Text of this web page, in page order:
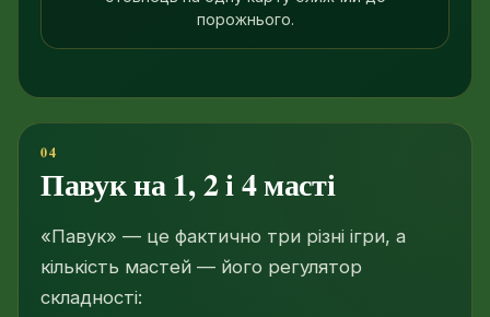
порожнього.
Павук на 1, 2 і 4 масті
«Павук» — це фактично три різні ігри, а
кількість мастей — його регулятор
складності: